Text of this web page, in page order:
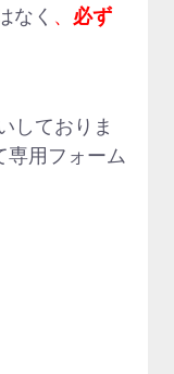
なく 、 必ず
しておりま
専用フォーム